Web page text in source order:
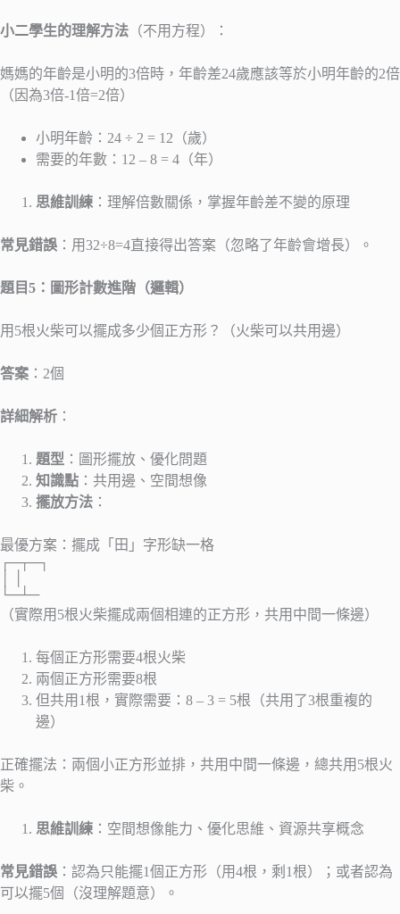
小二學生的理解方法 （不用方程）：
媽媽的年齡是小明的3倍時，年齡差24歲應該等於小明年齡的2倍
（因為3倍-1倍=2倍）
小明年齡：24 ÷ 2 = 12（歲）
需要的年數：12 – 8 = 4（年）
思維訓練 ：理解倍數關係，掌握年齡差不變的原理
常見錯誤 ：用32÷8=4直接得出答案（忽略了年齡會增長）。
題目5：圖形計數進階（邏輯）
用5根火柴可以擺成多少個正方形？（火柴可以共用邊）
答案 ：2個
詳細解析 ：
題型 ：圖形擺放、優化問題
知識點 ：共用邊、空間想像
擺放方法 ：
最優方案：擺成「田」字形缺一格
┌─┬─┐
└─┴─
（實際用5根火柴擺成兩個相連的正方形，共用中間一條邊）
每個正方形需要4根火柴
兩個正方形需要8根
但共用1根，實際需要：8 – 3 = 5根（共用了3根重複的
邊）
正確擺法：兩個小正方形並排，共用中間一條邊，總共用5根火
柴。
思維訓練 ：空間想像能力、優化思維、資源共享概念
常見錯誤 ：認為只能擺1個正方形（用4根，剩1根）；或者認為
可以擺5個（沒理解題意）。